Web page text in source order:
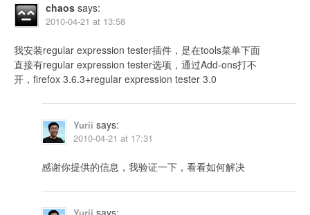
chaos says:
2010-04-21 at 13:58
我安装regular expression tester插件，是在tools菜单下面
直接有regular expression tester选项，通过Add-ons打不
开，firefox 3.6.3+regular expression tester 3.0
Yurii says:
2010-04-21 at 17:31
感谢你提供的信息，我验证一下，看看如何解决